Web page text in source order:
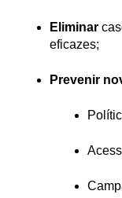
Eliminar
eficazes;
Prevenir